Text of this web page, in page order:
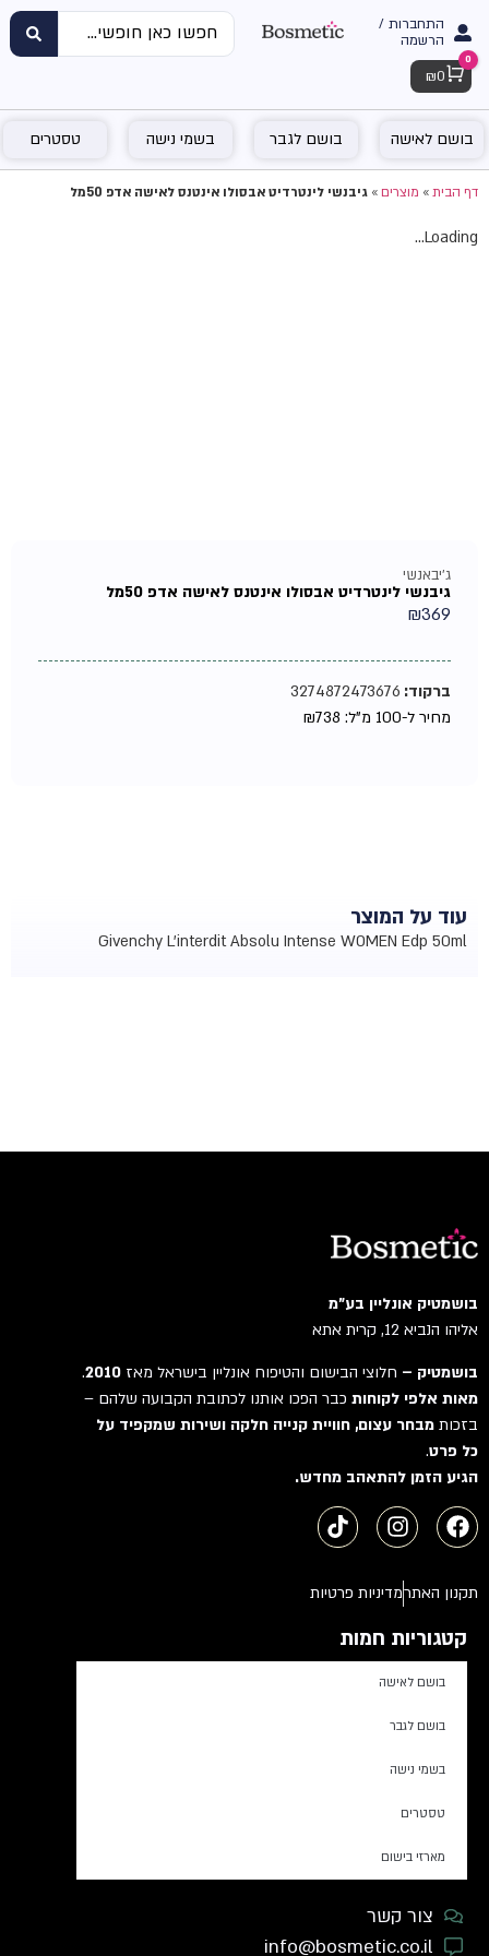
התחברות /
הרשמה
Cart
0
₪ 0
בושם לאישה בושם לגבר בשמי נישה טסטרים
דף הבית»מוצרים»גיבנשי לינטרדיט אבסולו אינטנס לאישה אדפ 50מל
Loading...
ג'יבאנשי
גיבנשי לינטרדיט אבסולו אינטנס לאישה אדפ 50מל
₪369
ברקוד:3274872473676
מחיר ל-100 מ"ל:
₪738
עוד על המוצר
Givenchy L'interdit Absolu Intense WOMEN Edp 50ml
בושמטיק אונליין בע"מ
אליהו הנביא 12, קרית אתא
בושמטיק –חלוצי הבישום והטיפוח אונליין בישראל מאז2010
.
מאות אלפי לקוחותכבר הפכו אותנו לכתובת הקבועה שלהם –
בזכותמבחר עצום, חוויית קנייה חלקה ושירות שמקפיד על
כל פרט.
הגיע הזמן להתאהב מחדש.
תקנון האתרמדיניות פרטיות
קטגוריות חמות
בושם לאישה
בושם לגבר
בשמי נישה
טסטרים
מארזי בישום
צור קשר
info@bosmetic.co.il